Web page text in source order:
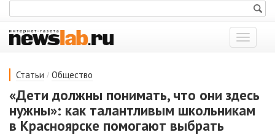
Показать
меню
Статьи / Общество
«Дети должны понимать, что они здесь
нужны»: как талантливым школьникам
в Красноярске помогают выбрать